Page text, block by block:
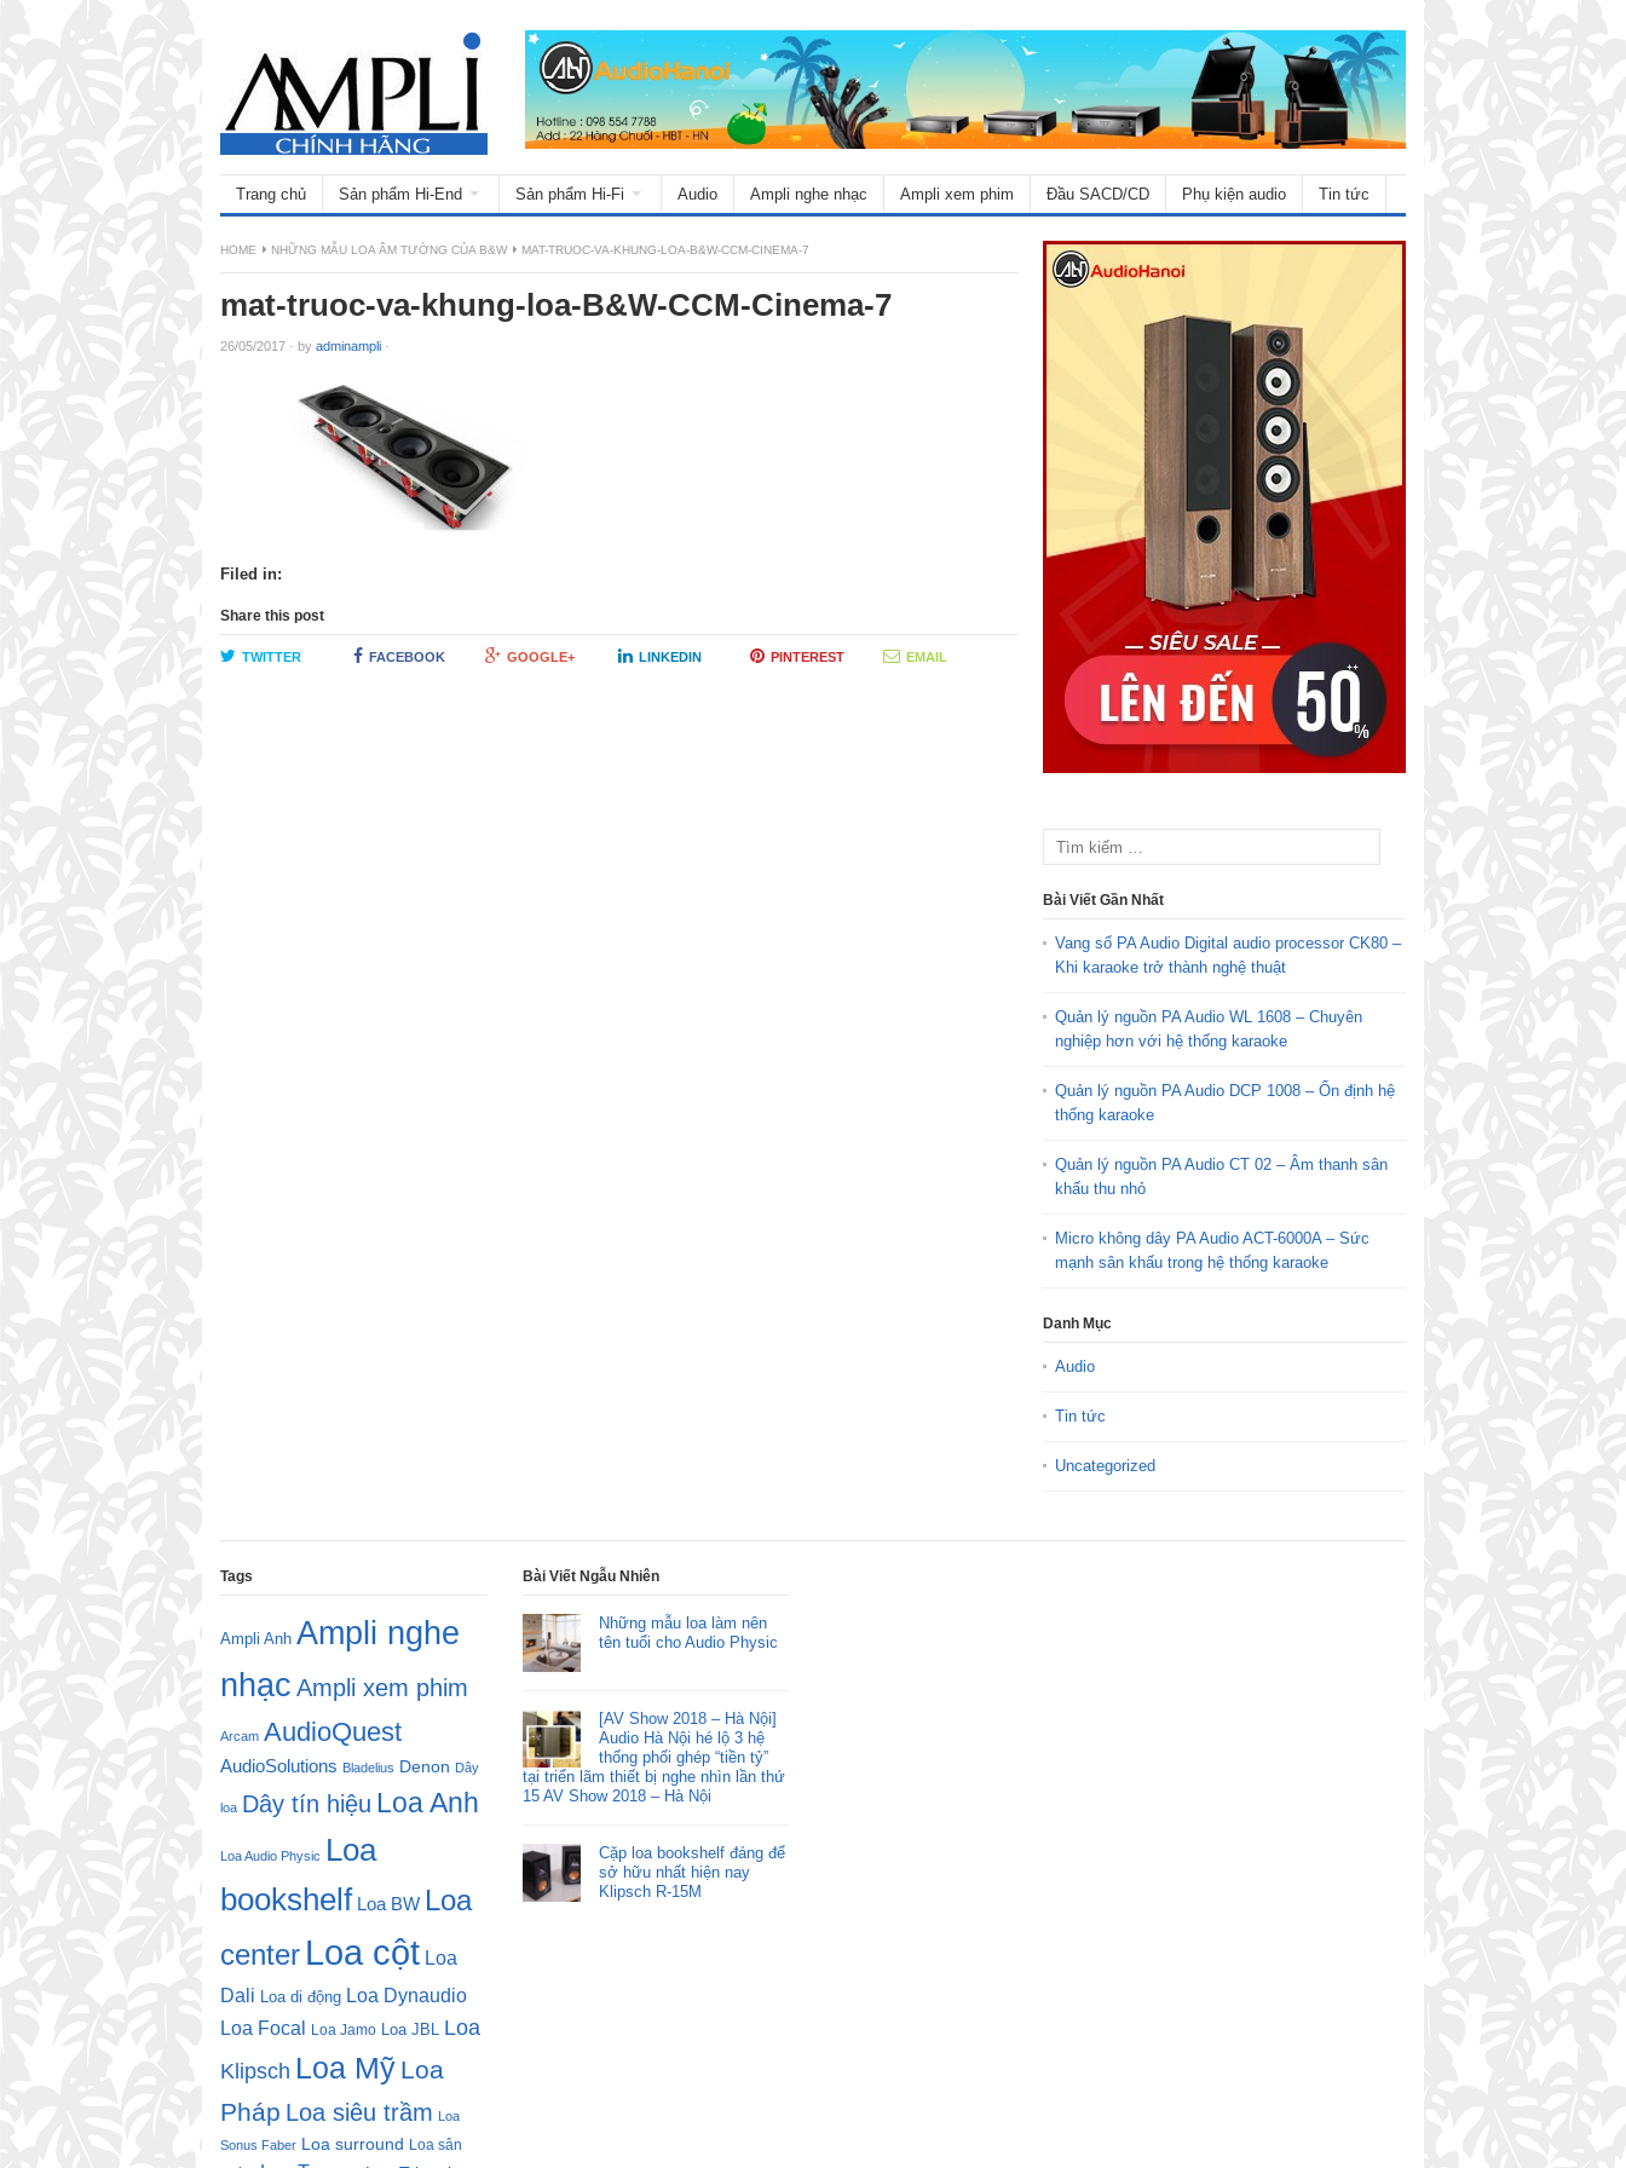
Trang chủ Sản phẩm Hi-End Sản phẩm Hi-Fi Audio Ampli nghe nhạc Ampli xem phim Đầu SACD/CD Phụ kiện audio Tin tức
HOME NHỮNG MẪU LOA ÂM TƯỜNG CỦA B&W MAT-TRUOC-VA-KHUNG-LOA-B&W-CCM-CINEMA-7
mat-truoc-va-khung-loa-B&W-CCM-Cinema-7
26/05/2017 · by adminampli ·
Filed in:
Share this post
TWITTER FACEBOOK GOOGLE+ LINKEDIN PINTEREST EMAIL
Bài Viết Gần Nhất
Vang số PA Audio Digital audio processor CK80 –
Khi karaoke trở thành nghệ thuật
Quản lý nguồn PA Audio WL 1608 – Chuyên
nghiệp hơn với hệ thống karaoke
Quản lý nguồn PA Audio DCP 1008 – Ổn định hệ
thống karaoke
Quản lý nguồn PA Audio CT 02 – Âm thanh sân
khấu thu nhỏ
Micro không dây PA Audio ACT-6000A – Sức
mạnh sân khấu trong hệ thống karaoke
Danh Mục
Audio
Tin tức
Uncategorized
Tags
Ampli Anh Ampli nghe
nhạc Ampli xem phim
Arcam AudioQuest
AudioSolutions Bladelius Denon Dây
loa Dây tín hiệu Loa Anh
Loa Audio Physic Loa
bookshelf Loa BW Loa
center Loa cột Loa
Dali Loa di động Loa Dynaudio
Loa Focal
Loa Jamo Loa JBL Loa
Klipsch Loa Mỹ Loa
Pháp Loa siêu trầm Loa
Sonus Faber Loa surround Loa sân
Bài Viết Ngẫu Nhiên
Những mẫu loa làm nên
tên tuổi cho Audio Physic
[AV Show 2018 – Hà Nội]
Audio Hà Nội hé lộ 3 hệ
thống phối ghép “tiền tỷ”
tại triển lãm thiết bị nghe nhìn lần thứ
15 AV Show 2018 – Hà Nội
Cặp loa bookshelf đáng để
sở hữu nhất hiện nay
Klipsch R-15M